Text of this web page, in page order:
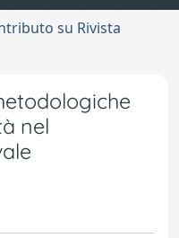
su Rivista
nel